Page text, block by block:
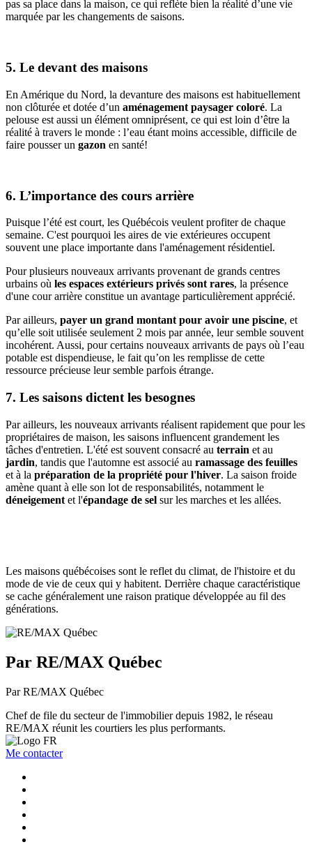
pas sa place dans la maison, ce qui reflète bien la réalité d’une vie
marquée par les changements de saisons.
5. Le devant des maisons
En Amérique du Nord, la devanture des maisons est habituellement
non clôturée et dotée d’un aménagement paysager coloré. La
pelouse est aussi un élément omniprésent, ce qui est loin d’être la
réalité à travers le monde : l’eau étant moins accessible, difficile de
faire pousser un gazon en santé!
6. L’importance des cours arrière
Puisque l’été est court, les Québécois veulent profiter de chaque
semaine. C'est pourquoi les aires de vie extérieures occupent
souvent une place importante dans l'aménagement résidentiel.
Pour plusieurs nouveaux arrivants provenant de grands centres
urbains où les espaces extérieurs privés sont rares, la présence
d'une cour arrière constitue un avantage particulièrement apprécié.
Par ailleurs, payer un grand montant pour avoir une piscine, et
qu’elle soit utilisée seulement 2 mois par année, leur semble souvent
incohérent. Aussi, pour certains nouveaux arrivants de pays où l’eau
potable est dispendieuse, le fait qu’on les remplisse de cette
ressource précieuse leur semble parfois étrange.
7. Les saisons dictent les besognes
Par ailleurs, les nouveaux arrivants réalisent rapidement que pour les
propriétaires de maison, les saisons influencent grandement les
tâches d'entretien. L'été est souvent consacré au terrain et au
jardin, tandis que l'automne est associé au ramassage des feuilles
et à la préparation de la propriété pour l'hiver. La saison froide
amène quant à elle son lot de responsabilités, notamment le
déneigement et l'épandage de sel sur les marches et les allées.
Les maisons québécoises sont le reflet du climat, de l'histoire et du
mode de vie de ceux qui y habitent. Derrière chaque caractéristique
se cache généralement une raison pratique développée au fil des
générations.
Par RE/MAX Québec
Par RE/MAX Québec
Chef de file du secteur de l'immobilier depuis 1982, le réseau
RE/MAX réunit les courtiers les plus performants.
Me contacter